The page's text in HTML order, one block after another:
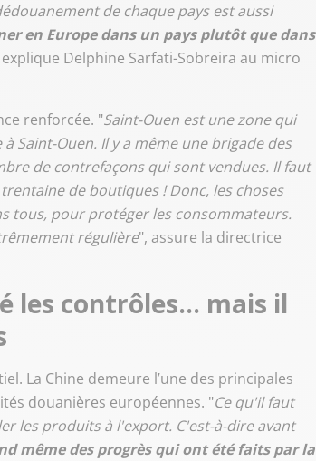
de chaque pays est aussi
en Europe dans un pays plutôt que dans
Delphine Sarfati-Sobreira au micro
renforcée. "Saint-Ouen est une zone qui
Saint-Ouen. Il y a même une brigade des
de contrefaçons qui sont vendues. Il faut
de boutiques ! Donc, les choses
tous, pour protéger les consommateurs.
régulière", assure la directrice
les contrôles… mais il
La Chine demeure l’une des principales
douanières européennes. "Ce qu'il faut
les produits à l'export. C'est-à-dire avant
même des progrès qui ont été faits par la